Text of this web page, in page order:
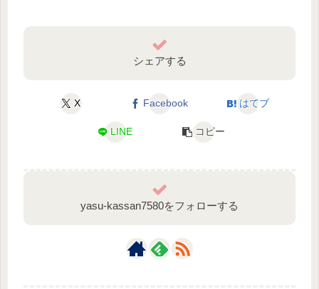
シェアする
X Facebook はてブ
LINE コピー
yasu-kassan7580をフォローする